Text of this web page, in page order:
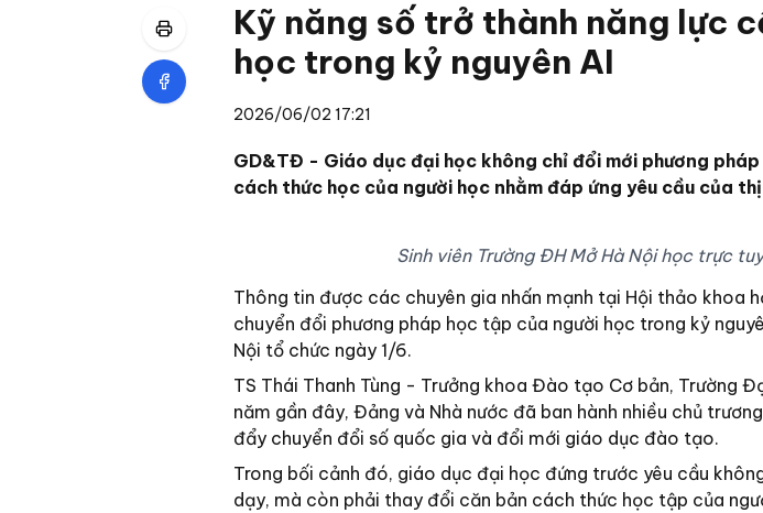
Kỹ năng số trở thành năng lực
học trong kỷ nguyên AI
2026/06/02 17:21
GD&TĐ - Giáo dục đại học không chỉ đổi mới phương
cách thức học của người học nhằm đáp ứng yêu cầu của
Sinh viên Trường ĐH Mở Hà Nội học trực
Thông tin được các chuyên gia nhấn mạnh tại Hội thảo khoa
chuyển đổi phương pháp học tập của người học trong kỷ
Nội tổ chức ngày 1/6.
TS Thái Thanh Tùng - Trưởng khoa Đào tạo Cơ bản, Trường
năm gần đây, Đảng và Nhà nước đã ban hành nhiều chủ
đẩy chuyển đổi số quốc gia và đổi mới giáo dục đào tạo.
Trong bối cảnh đó, giáo dục đại học đứng trước yêu cầu
dạy, mà còn phải thay đổi căn bản cách thức học tập của